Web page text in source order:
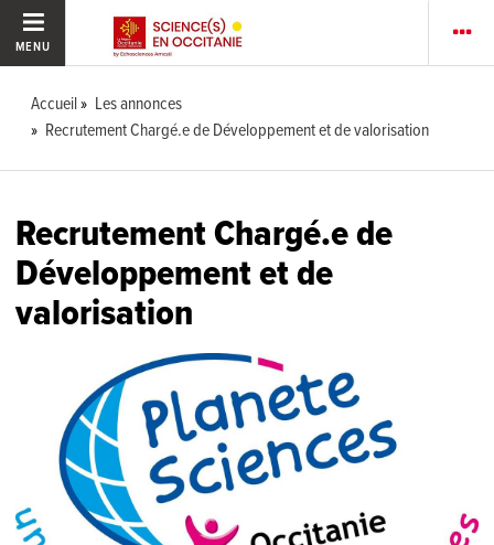
MENU
Accueil
Les annonces
Recrutement Chargé.e de Développement et de valorisation
Recrutement Chargé.e de
Développement et de
valorisation